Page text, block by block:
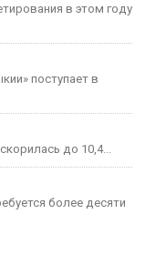
в этом году
поступает в
до 10,4...
более десяти